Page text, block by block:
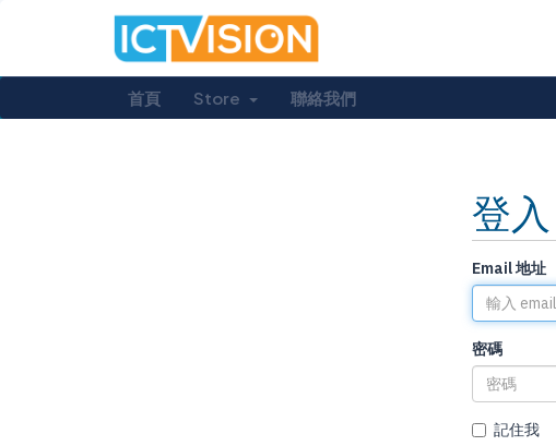
首頁 Store 聯絡我們
登入
Email 地址
密碼
記住我